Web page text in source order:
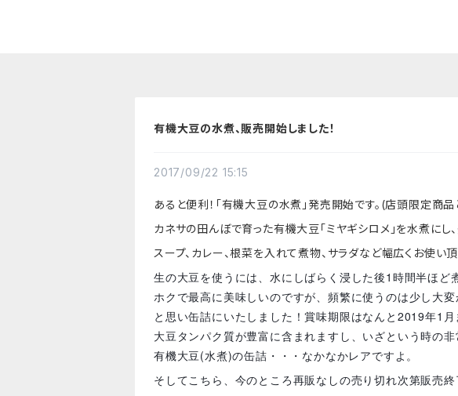
有機大豆の水煮、販売開始しました！
2017/09/22 15:15
あると便利！「有機大豆の水煮」発売開始です。(店頭限定商品
カネサの田んぼで育った有機大豆「ミヤギシロメ」を水煮に
スープ、カレー、根菜を入れて煮物、サラダなど幅広くお使い頂
生の大豆を使うには、水にしばらく浸した後1時間半ほ
ホクで最高に美味しいのですが、頻繁に使うのは少し大
と思い缶詰にいたしました！賞味期限はなんと2019年1月
大豆タンパク質が豊富に含まれますし、いざという時の非
有機大豆(水煮)の缶詰・・・なかなかレアですよ。
そしてこちら、今のところ再販なしの売り切れ次第販売終